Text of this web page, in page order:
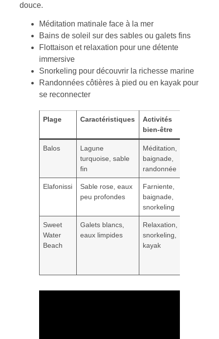
douce.
Méditation matinale face à la mer
Bains de soleil sur des sables ou galets fins
Flottaison et relaxation pour une détente
immersive
Snorkeling pour découvrir la richesse marine
Randonnées côtières à pied ou en kayak pour
se reconnecter
Plage Caractéristiques
Activités
bien-être
Balos
Lagune
turquoise, sable
fin
Méditation,
baignade,
randonnée
Elafonissi
Sable rose, eaux
peu profondes
Farniente,
baignade,
snorkeling
Sweet
Water
Beach
Galets blancs,
eaux limpides
Relaxation,
snorkeling,
kayak